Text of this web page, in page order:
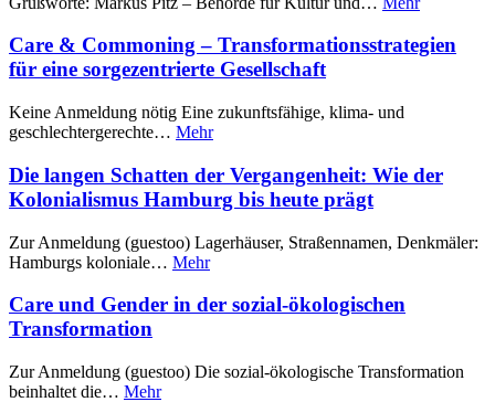
Care & Commoning – Transformationsstrategien
für eine sorgezentrierte Gesellschaft
Keine Anmeldung nötig Eine zukunftsfähige, klima- und
geschlechtergerechte… Mehr
Die langen Schatten der Vergangenheit: Wie der
Kolonialismus Hamburg bis heute prägt
Zur Anmeldung (guestoo) Lagerhäuser, Straßennamen, Denkmäler:
Hamburgs koloniale… Mehr
Care und Gender in der sozial-ökologischen
Transformation
Zur Anmeldung (guestoo) Die sozial-ökologische Transformation
beinhaltet die… Mehr